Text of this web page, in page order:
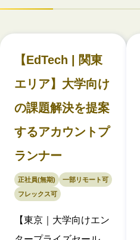
【EdTech | 関東
エリア】大学向け
の課題解決を提案
するアカウントプ
ランナー
正社員(無期)
一部リモート可
フレックス可
【東京｜大学向けエン